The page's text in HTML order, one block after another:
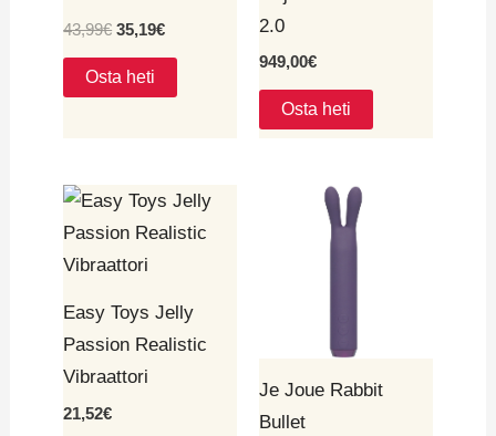
43,99€ 35,19€
Osta heti
2.0
949,00€
Osta heti
Easy Toys Jelly
Passion Realistic
Vibraattori
21,52€
Je Joue Rabbit
Bullet